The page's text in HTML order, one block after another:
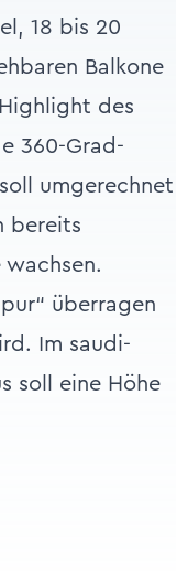
18 bis 20
Balkone
des
360-Grad-
umgerechnet
bereits
wachsen.
überragen
Im saudi-
soll eine Höhe